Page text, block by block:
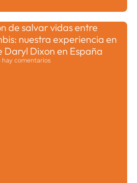
de salvar vidas entre
nuestra experiencia en
Daryl Dixon en España
hay comentarios